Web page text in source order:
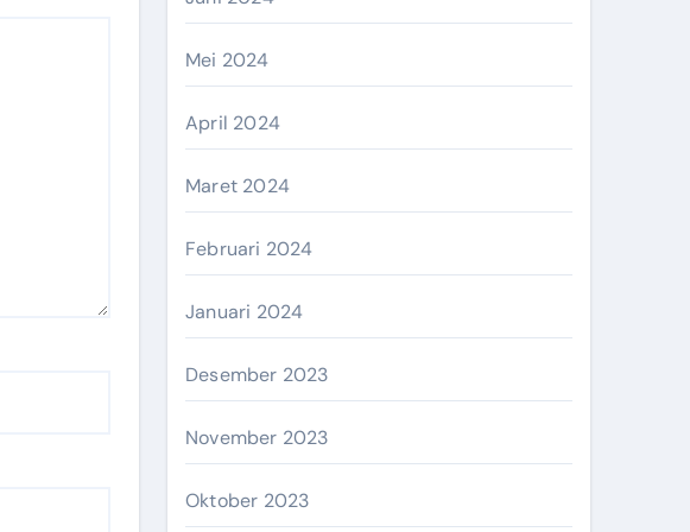
Mei 2024
April 2024
Maret 2024
Februari 2024
Januari 2024
Desember 2023
November 2023
Oktober 2023